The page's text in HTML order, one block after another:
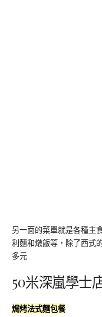
另一面的菜單就是各種主
利麵和燉飯等，除了西式
多元
50米深嵐學士
焗烤法式麵包餐